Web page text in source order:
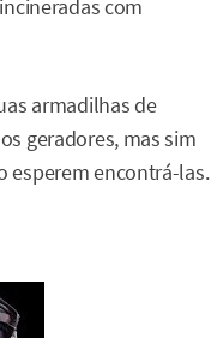
com
armadilhas de
geradores, mas sim
esperem encontrá-las.